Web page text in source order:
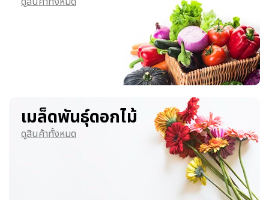
เมล็ดพันธุ์ดอกไม้
ดูสินค้าทั้งหมด